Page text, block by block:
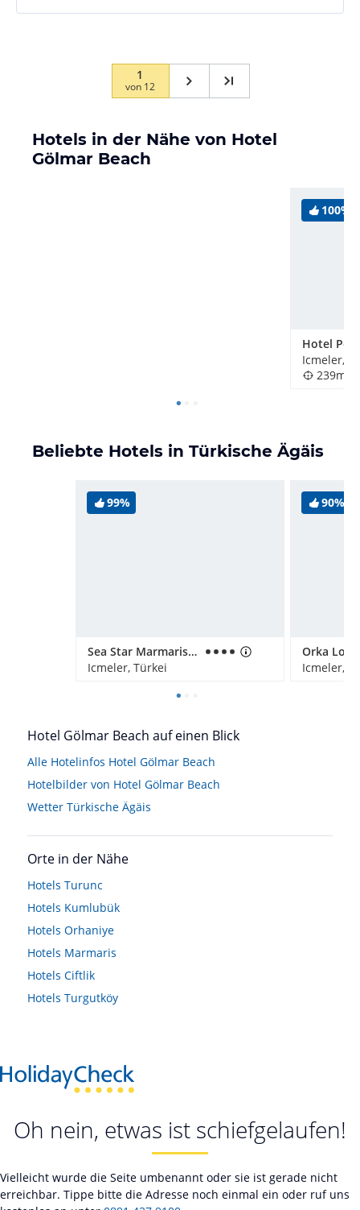
1
von 12
Hotels in der Nähe von Hotel
Gölmar Beach
100%
Hotel
Icmeler,
239m
Beliebte Hotels in Türkische Ägäis
99%
Sea Star Marmaris - Adults only
Icmeler, Türkei
90%
Orka
Icmeler,
Hotel Gölmar Beach auf einen Blick
Alle Hotelinfos Hotel Gölmar Beach
Hotelbilder von Hotel Gölmar Beach
Wetter Türkische Ägäis
Orte in der Nähe
Hotels Turunc
Hotels Kumlubük
Hotels Orhaniye
Hotels Marmaris
Hotels Ciftlik
Hotels Turgutköy
Oh nein, etwas ist schiefgelaufen!
Vielleicht wurde die Seite umbenannt oder sie ist gerade nicht
erreichbar. Tippe bitte die Adresse noch einmal ein oder ruf uns